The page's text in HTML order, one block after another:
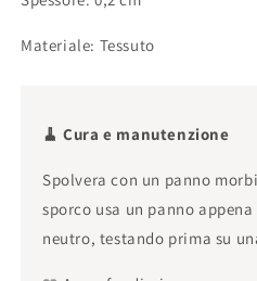
Materiale: Tessuto
🧹 Cura e manutenzione
Spolvera con un panno
sporco usa un panno
neutro, testando prima su